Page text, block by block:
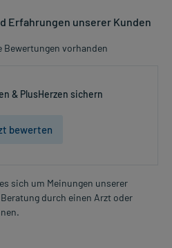
Erfahrungen unserer Kunden
vorhanden
& PlusHerzen sichern
bewerten
sich um Meinungen unserer
durch einen Arzt oder